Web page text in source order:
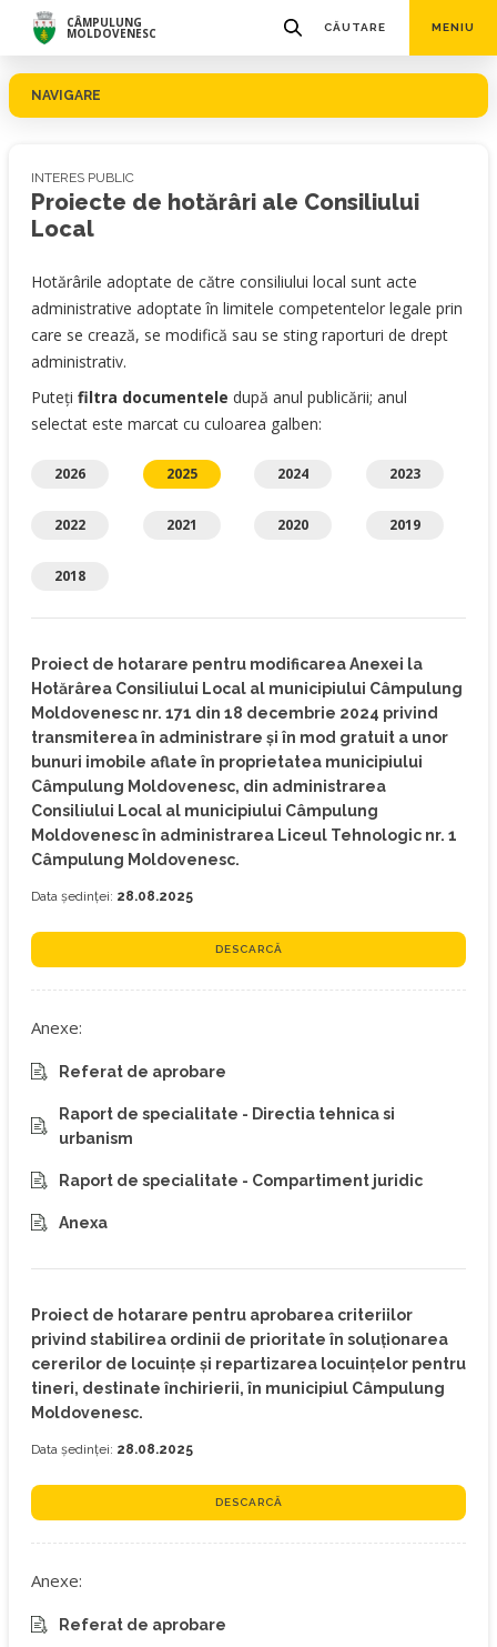
CÂMPULUNG
MOLDOVENESC CĂUTARE MENIU
NAVIGARE
INTERES PUBLIC
Proiecte de hotărâri ale Consiliului
Local
Hotărârile adoptate de către consiliului local sunt acte
administrative adoptate în limitele competentelor legale prin
care se crează, se modifică sau se sting raporturi de drept
administrativ.
Puteți filtra documentele după anul publicării; anul
selectat este marcat cu culoarea galben:
2026 2025 2024 2023
2022 2021 2020 2019
2018
Proiect de hotarare pentru modificarea Anexei la
Hotărârea Consiliului Local al municipiului Câmpulung
Moldovenesc nr. 171 din 18 decembrie 2024 privind
transmiterea în administrare și în mod gratuit a unor
bunuri imobile aflate în proprietatea municipiului
Câmpulung Moldovenesc, din administrarea
Consiliului Local al municipiului Câmpulung
Moldovenesc în administrarea Liceul Tehnologic nr. 1
Câmpulung Moldovenesc.
Data ședinței: 28.08.2025
DESCARCĂ
Anexe:
Referat de aprobare
Raport de specialitate - Directia tehnica si
urbanism
Raport de specialitate - Compartiment juridic
Anexa
Proiect de hotarare pentru aprobarea criteriilor
privind stabilirea ordinii de prioritate în soluționarea
cererilor de locuințe și repartizarea locuințelor pentru
tineri, destinate închirierii, în municipiul Câmpulung
Moldovenesc.
Data ședinței: 28.08.2025
DESCARCĂ
Anexe:
Referat de aprobare